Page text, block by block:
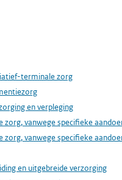
terminale zorg
en verpleging
vanwege specifieke
vanwege specifieke
en uitgebreide verzorging